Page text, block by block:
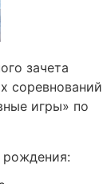
зачета
соревнований
игры» по
рождения: